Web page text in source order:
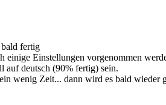
fertig
einige Einstellungen vorgenommen
auf deutsch (90% fertig) sein.
wenig Zeit... dann wird es bald wieder